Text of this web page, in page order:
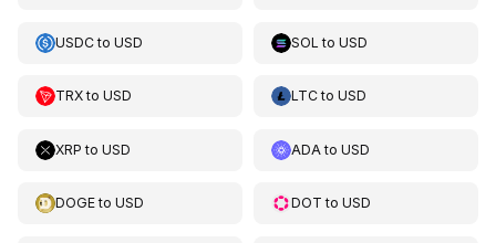
USDCto USD SOL toUSD
TRXto USD LTCtoUSD
XRP to USD ADA toUSD
DOGEto USD DOT toUSD